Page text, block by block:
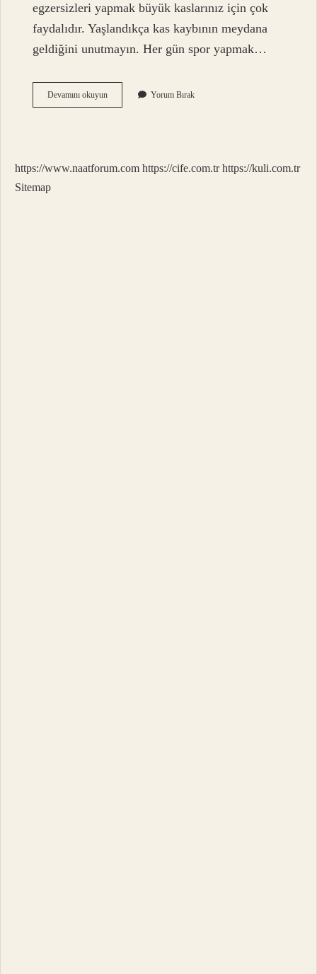
egzersizleri yapmak büyük kaslarınız için çok
faydalıdır. Yaşlandıkça kas kaybının meydana
geldiğini unutmayın. Her gün spor yapmak…
Devamını okuyunÇok
Spor
Yorum Bırak
https://www.naatforum.com https://cife.com.tr https://kuli.com.tr
Sitemap